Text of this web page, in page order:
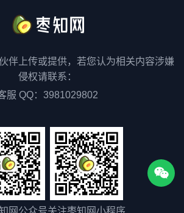
伴上传或提供，若您认为相关内容涉嫌
侵权请联系：
服 QQ：3981029802